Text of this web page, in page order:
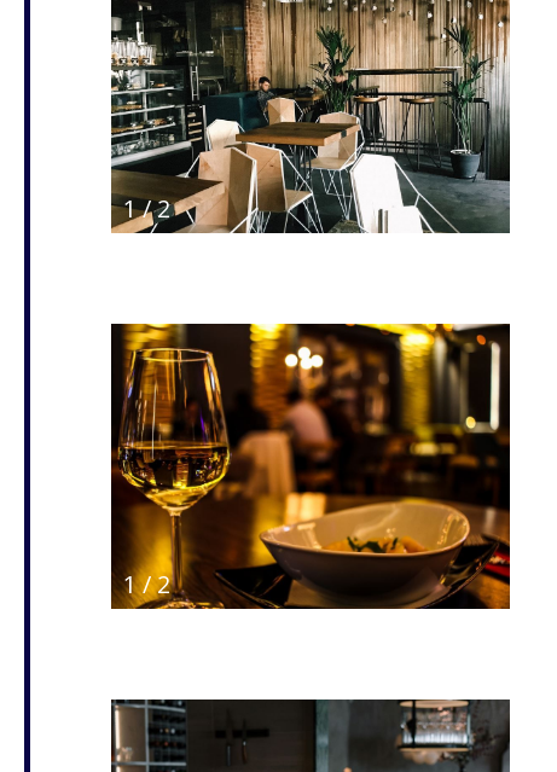
1/2
1/2